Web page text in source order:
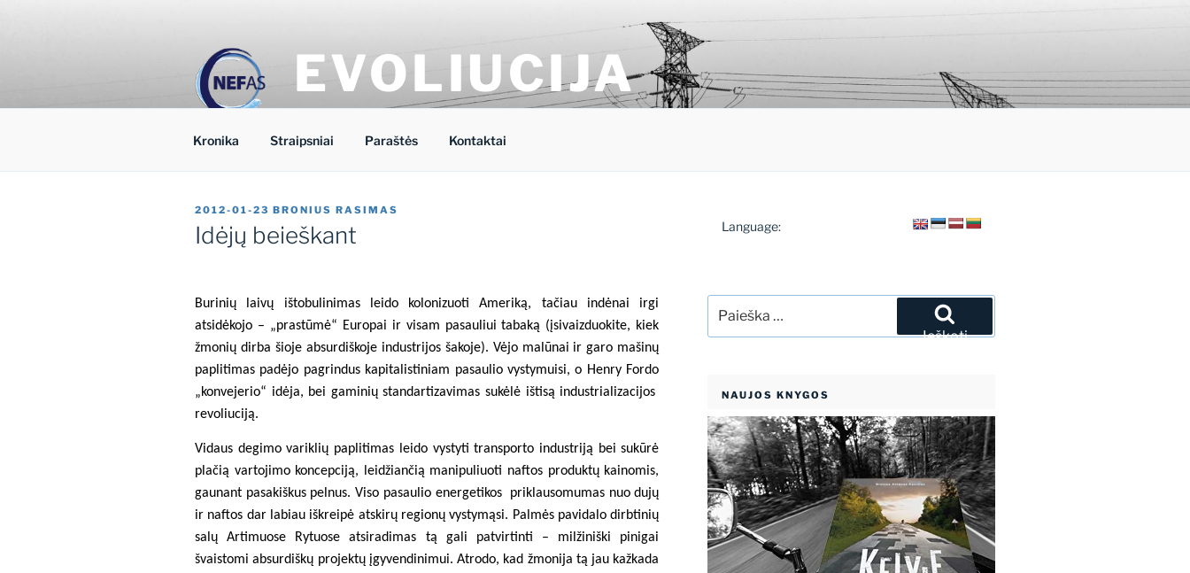
EVOLIUCIJA
Kronika Straipsniai Paraštės Kontaktai
PASKELBTA
2012-01-23 BRONIUS RASIMAS
Idėjų beieškant
Burinių laivų ištobulinimas leido kolonizuoti Ameriką, tačiau indėnai irgi
atsidėkojo – „prastūmė“ Europai ir visam pasauliui tabaką (įsivaizduokite, kiek
žmonių dirba šioje absurdiškoje industrijos šakoje). Vėjo malūnai ir garo mašinų
paplitimas padėjo pagrindus kapitalistiniam pasaulio vystymuisi, o Henry Fordo
„konvejerio“ idėja, bei gaminių standartizavimas sukėlė ištisą industrializacijos
revoliuciją.
Vidaus degimo variklių paplitimas leido vystyti transporto industriją bei sukūrė
plačią vartojimo koncepciją, leidžiančią manipuliuoti naftos produktų kainomis,
gaunant pasakiškus pelnus. Viso pasaulio energetikos
priklausomumas nuo dujų
ir naftos dar labiau iškreipė atskirų regionų vystymąsi. Palmės pavidalo dirbtinių
salų Artimuose Rytuose atsiradimas tą gali patvirtinti – milžiniški pinigai
švaistomi absurdiškų projektų įgyvendinimui. Atrodo, kad žmonija tą jau kažkada
Language:
Ieškoti
NAUJOS KNYGOS